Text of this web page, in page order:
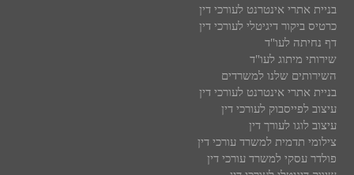
בניית אתרי אינטרנט לעורכי דין
כרטיס ביקור דיגיטלי לעורכי דין
דף נחיתה לעו"ד
שירותי מיתוג לעו"ד
השירותים שלנו למשרדים
בניית אתרי אינטרנט לעורכי דין
עיצוב לפייסבוק לעורכי דין
עיצוב לוגו לעורך דין
צילומי תדמית למשרד עורכי דין
פולדר עסקי למשרד עורכי דין